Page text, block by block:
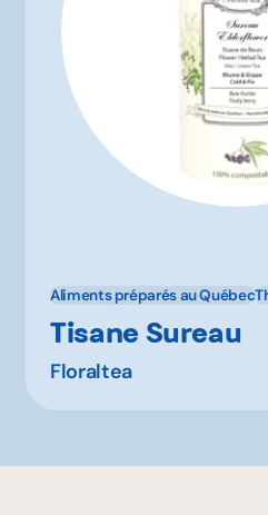
Aliments préparés au Québec
Tisane Sureau
Floraltea